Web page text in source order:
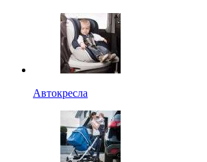
Автокресла